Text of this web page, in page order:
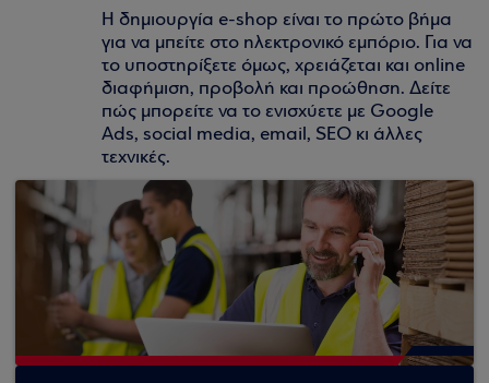
Η δημιουργία e-shop είναι το πρώτο βήμα
για να μπείτε στο ηλεκτρονικό εμπόριο. Για να
το υποστηρίξετε όμως, χρειάζεται και online
διαφήμιση, προβολή και προώθηση. Δείτε
πώς μπορείτε να το ενισχύετε με Google
Ads, social media, email, SEO κι άλλες
τεχνικές.